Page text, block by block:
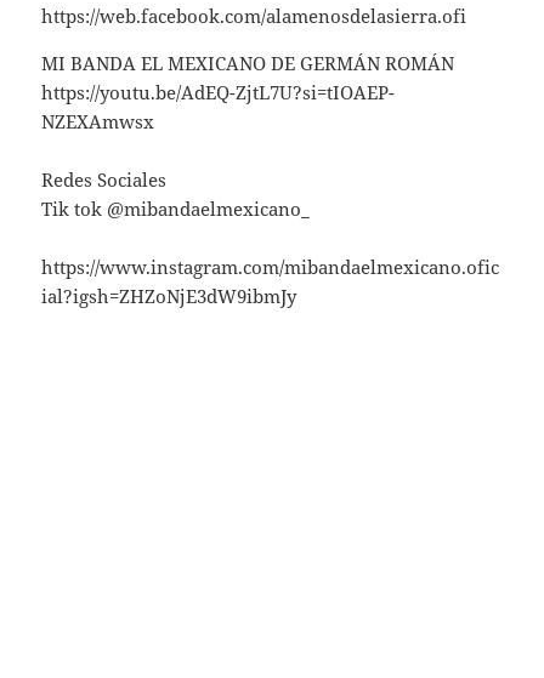
https://web.facebook.com/alamenosdelasierra.ofi
MI BANDA EL MEXICANO DE GERMÁN ROMÁN
https://youtu.be/AdEQ-ZjtL7U?si=tIOAEP-
NZEXAmwsx
Redes Sociales
Tik tok @mibandaelmexicano_
https://www.instagram.com/mibandaelmexicano.ofic
ial?igsh=ZHZoNjE3dW9ibmJy